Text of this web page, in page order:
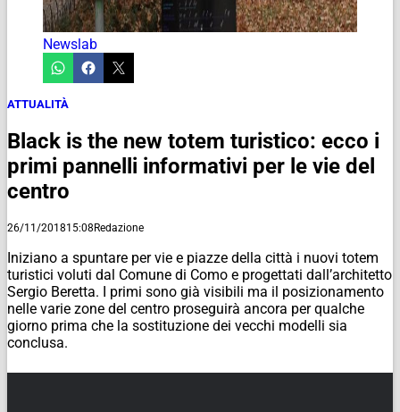
Newslab
ATTUALITÀ
Black is the new totem turistico: ecco i
primi pannelli informativi per le vie del
centro
26/11/201815:08Redazione
Iniziano a spuntare per vie e piazze della città i nuovi totem
turistici voluti dal Comune di Como e progettati dall’architetto
Sergio Beretta. I primi sono già visibili ma il posizionamento
nelle varie zone del centro proseguirà ancora per qualche
giorno prima che la sostituzione dei vecchi modelli sia
conclusa.